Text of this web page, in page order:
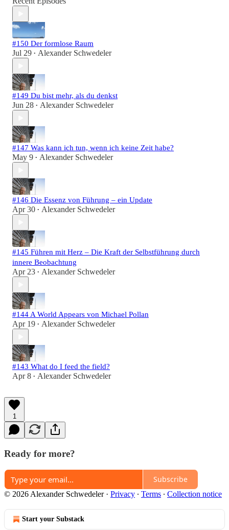
#150 Der formlose Raum
Jul 29 • Alexander Schwedeler
#149 Du bist mehr, als du denkst
Jun 28 • Alexander Schwedeler
#147 Was kann ich tun, wenn ich keine Zeit habe?
May 9 • Alexander Schwedeler
#146 Die Essenz von Führung – ein Update
Apr 30 • Alexander Schwedeler
#145 Führen mit Herz – Die Kraft der Selbstführung durch
innere Beobachtung
Apr 23 • Alexander Schwedeler
#144 A World Appears von Michael Pollan
Apr 19 • Alexander Schwedeler
#143 What do I feed the field?
Apr 8 • Alexander Schwedeler
1
Ready for more?
Subscribe
© 2026 Alexander Schwedeler· Privacy ∙ Terms ∙ Collection notice
Start your Substack